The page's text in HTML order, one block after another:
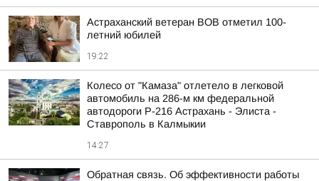
Астраханский ветеран ВОВ отметил 100-
летний юбилей
19:22
Колесо от "Камаза" отлетело в легковой
автомобиль на 286-м км федеральной
автодороги Р-216 Астрахань - Элиста -
Ставрополь в Калмыкии
14:27
Обратная связь. Об эффективности работы